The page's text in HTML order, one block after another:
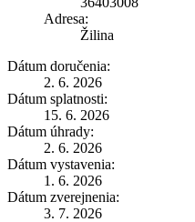
Adresa:
Žilina
Dátum doručenia:
2. 6. 2026
Dátum splatnosti:
15. 6. 2026
Dátum úhrady:
2. 6. 2026
Dátum vystavenia:
1. 6. 2026
Dátum zverejnenia:
3. 7. 2026